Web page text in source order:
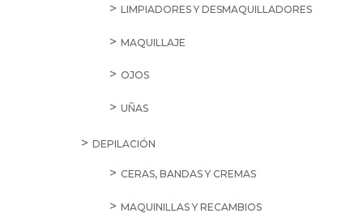
LIMPIADORES Y DESMAQUILLADORES
MAQUILLAJE
OJOS
UÑAS
DEPILACIÓN
CERAS, BANDAS Y CREMAS
MAQUINILLAS Y RECAMBIOS